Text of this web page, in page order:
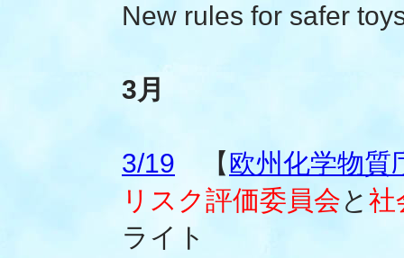
New rules for safer
3月
3/19 【欧州化学物質
リスク評価委員会と 社
ライト